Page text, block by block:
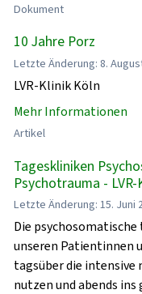
Dokument
10 Jahre Porz
Letzte Änderung: 8.
LVR-Klinik Köln
Mehr Informationen
Artikel
Tageskliniken
Psychotrauma -
Letzte Änderung: 15. Juni
Die
unseren Patientinnen
tagsüber die
nutzen und abends